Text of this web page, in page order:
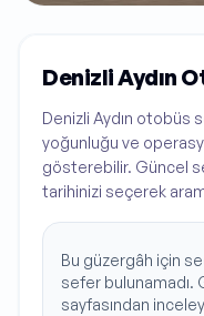
Denizli Aydın
Denizli Aydın otobüs
yoğunluğu ve
gösterebilir. Güncel
tarihinizi seçerek
Bu güzergâh için
sefer bulunamadı.
sayfasından